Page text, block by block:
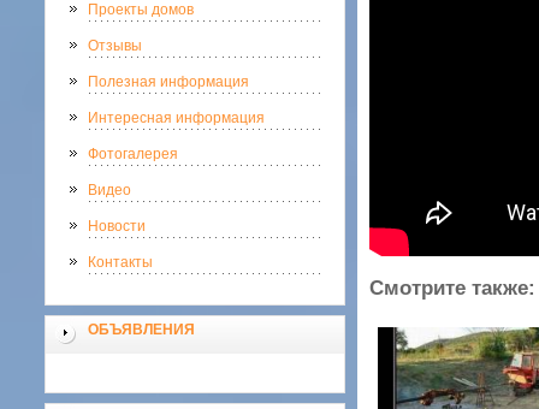
Проекты домов
Отзывы
Полезная информация
Интересная информация
Фотогалерея
Видео
Новости
Контакты
ОБЪЯВЛЕНИЯ
Смотрите также: